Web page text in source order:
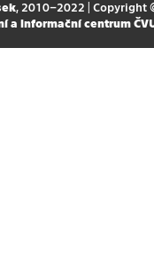
, 2010–2022 | Copyright
a informační centrum